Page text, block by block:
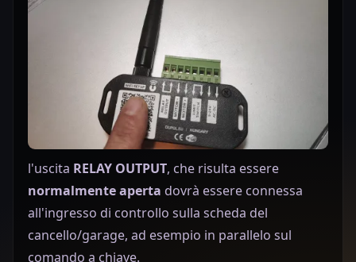
l'uscita RELAY OUTPUT, che risulta essere
normalmente aperta dovrà essere connessa
all'ingresso di controllo sulla scheda del
cancello/garage, ad esempio in parallelo sul
comando a chiave.